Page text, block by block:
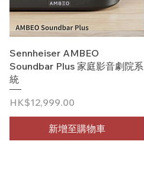
快速瀏覽
Sennheiser AMBEO
Soundbar Plus 家庭影音劇院系
統
價格
HK$12,999.00
新增至購物車